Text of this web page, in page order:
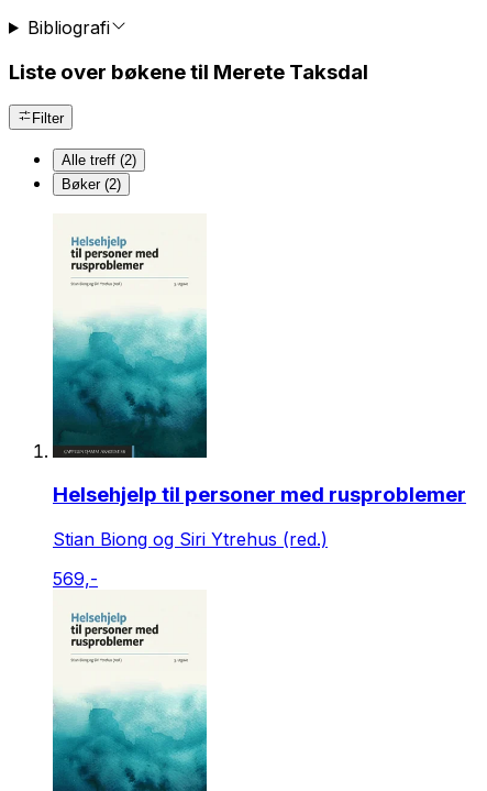
Bibliografi
Liste over bøkene til Merete Taksdal
Filter
Alle treff (2)
Bøker (2)
Helsehjelp til personer med rusproblemer
Stian Biong og Siri Ytrehus (red.)
569,-